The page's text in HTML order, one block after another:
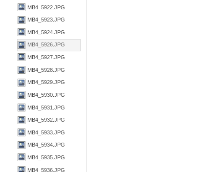
MB4_5922.JPG
MB4_5923.JPG
MB4_5924.JPG
MB4_5926.JPG
MB4_5927.JPG
MB4_5928.JPG
MB4_5929.JPG
MB4_5930.JPG
MB4_5931.JPG
MB4_5932.JPG
MB4_5933.JPG
MB4_5934.JPG
MB4_5935.JPG
MB4_5936.JPG